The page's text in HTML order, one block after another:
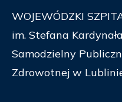
WOJEWÓDZKI
im. Stefana
Samodzielny
Zdrowotnej w